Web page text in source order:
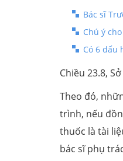
Bác sĩ
Chú ý
Có 6 dấu
Chiều 23.8,
Theo đó,
trình, nếu
thuốc là tài
bác sĩ phụ